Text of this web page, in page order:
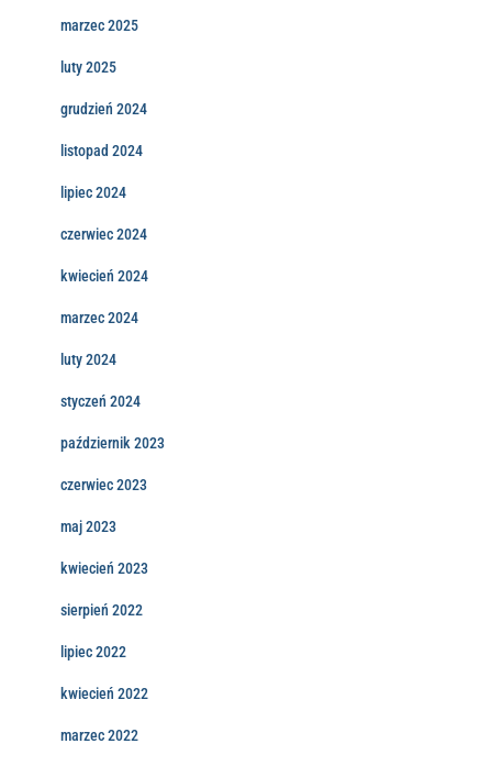
marzec 2025
luty 2025
grudzień 2024
listopad 2024
lipiec 2024
czerwiec 2024
kwiecień 2024
marzec 2024
luty 2024
styczeń 2024
październik 2023
czerwiec 2023
maj 2023
kwiecień 2023
sierpień 2022
lipiec 2022
kwiecień 2022
marzec 2022